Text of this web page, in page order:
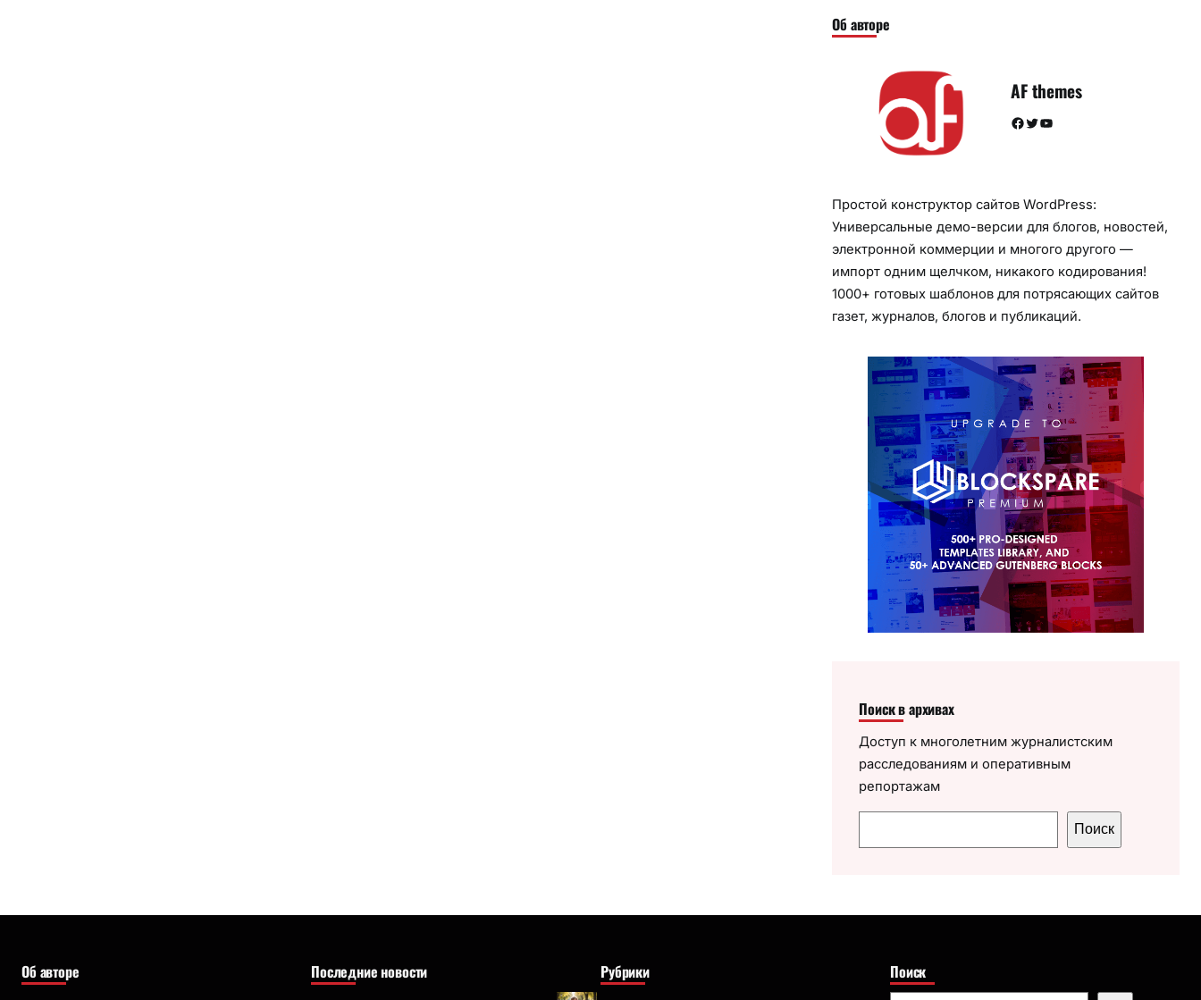
Об авторе
AF themes
Facebook Twitter YouTube
Простой конструктор сайтов WordPress:
Универсальные демо-версии для блогов, новостей,
электронной коммерции и многого другого —
импорт одним щелчком, никакого кодирования!
1000+ готовых шаблонов для потрясающих сайтов
газет, журналов, блогов и публикаций.
Поиск в архивах
Доступ к многолетним журналистским
расследованиям и оперативным
репортажам
о
Поиск
Об авторе Последние новости Рубрики Поиск